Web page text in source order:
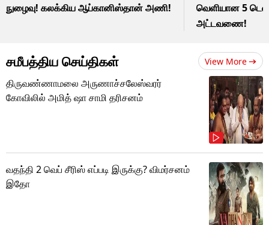
நுழைவு! கலக்கிய ஆப்கானிஸ்தான் அணி!
வெளியான 5
அட்டவணை!
சமீபத்திய செய்திகள் View More
திருவண்ணாமலை அருணாச்சலேஸ்வரர்
கோவிலில் அமித் ஷா சாமி தரிசனம்
வதந்தி 2 வெப் சீரிஸ் எப்படி இருக்கு? விமர்சனம்
இதோ